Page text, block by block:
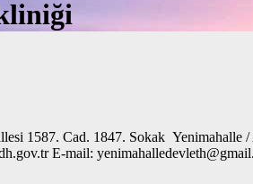
1587. Cad. 1847. Sokak
E-mail: